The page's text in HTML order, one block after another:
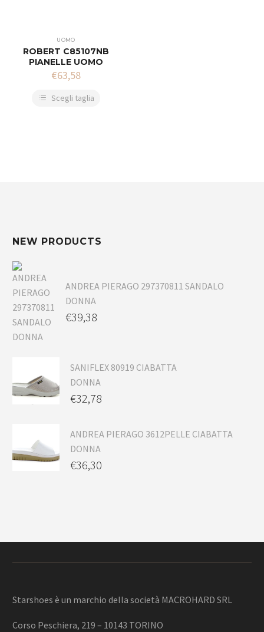
UOMO
ROBERT C85107NB
PIANELLE UOMO
€63,58
Scegli taglia
NEW PRODUCTS
ANDREA PIERAGO 297370811 SANDALO
DONNA
€39,38
SANIFLEX 80919 CIABATTA
DONNA
€32,78
ANDREA PIERAGO 3612PELLE CIABATTA
DONNA
€36,30
Starshoes è un marchio della società MACROHARD SRL
Corso Peschiera, 219 – 10143 TORINO